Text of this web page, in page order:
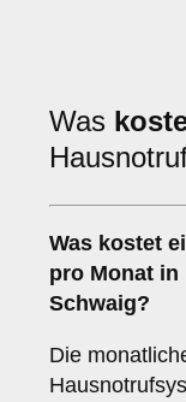
Was
Was kostet
pro Monat
Schwaig?
Die